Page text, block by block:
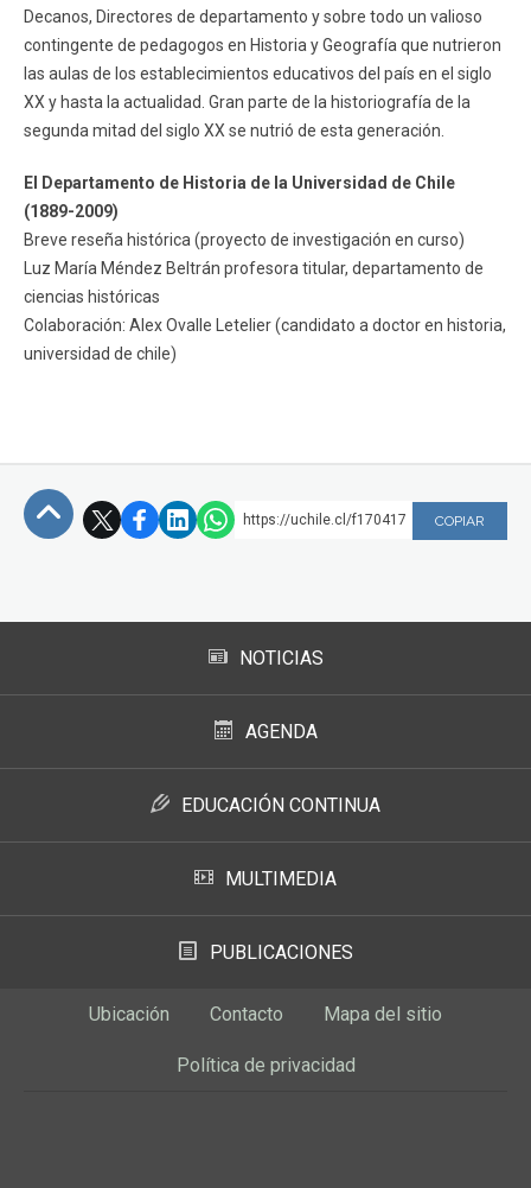
Decanos, Directores de departamento y sobre todo un valioso
contingente de pedagogos en Historia y Geografía que nutrieron
las aulas de los establecimientos educativos del país en el siglo
XX y hasta la actualidad. Gran parte de la historiografía de la
segunda mitad del siglo XX se nutrió de esta generación.
El Departamento de Historia de la Universidad de Chile
(1889-2009)
Breve reseña histórica (proyecto de investigación en curso)
Luz María Méndez Beltrán profesora titular, departamento de
ciencias históricas
Colaboración: Alex Ovalle Letelier (candidato a doctor en historia,
universidad de chile)
https://uchile.cl/f170417 COPIAR
NOTICIAS
AGENDA
EDUCACIÓN CONTINUA
MULTIMEDIA
PUBLICACIONES
Ubicación Contacto Mapa del sitio
Política de privacidad